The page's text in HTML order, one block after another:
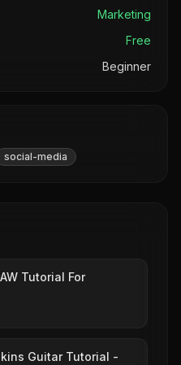
Marketing
Free
Beginner
social-media
Tutorial For
Guitar Tutorial -